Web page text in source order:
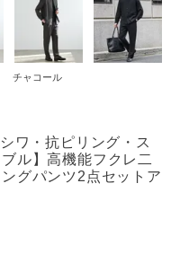
チャコール
ワ・抗ピリング・ス
ル】高機能フクレ二
グパンツ2点セットア